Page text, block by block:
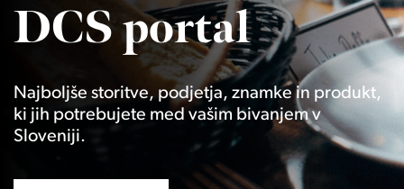
DCS portal
Najboljše storitve, podjetja, znamke in produkt,
ki jih potrebujete med vašim bivanjem v
Sloveniji.